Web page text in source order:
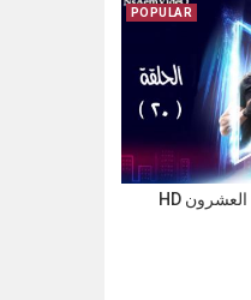
POPULAR